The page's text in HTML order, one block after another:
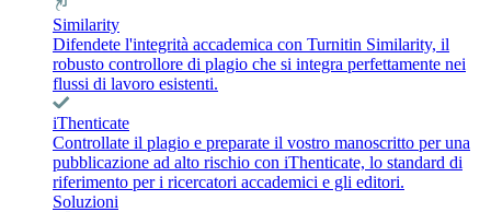
Similarity
Difendete l'integrità accademica con Turnitin Similarity, il
robusto controllore di plagio che si integra perfettamente nei
flussi di lavoro esistenti.
iThenticate
Controllate il plagio e preparate il vostro manoscritto per una
pubblicazione ad alto rischio con iThenticate, lo standard di
riferimento per i ricercatori accademici e gli editori.
Soluzioni